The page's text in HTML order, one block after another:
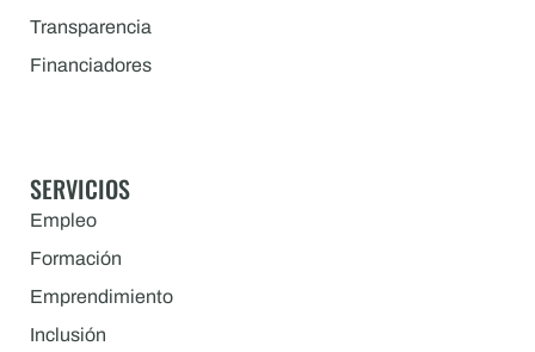
Transparencia
Financiadores
SERVICIOS
Empleo
Formación
Emprendimiento
Inclusión